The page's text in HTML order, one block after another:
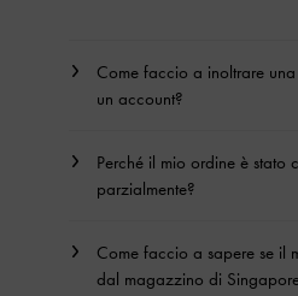
Come faccio a inoltrare
un account?
Perché il mio ordine è stato
parzialmente?
Come faccio a sapere se il
dal magazzino di